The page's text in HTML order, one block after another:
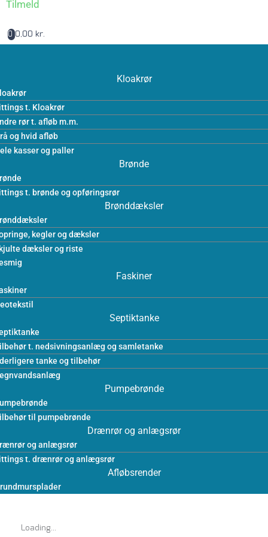
Tilmeld
0 0,00 kr.
Kloakrør
t. Kloakrør
rør t. afløb m.m.
og hvid afløb
kasser og paller
Brønde
t. brønde og opføringsrør
Brønddæksler
kegler og dæksler
dæksler og riste
Faskiner
Septiktanke
t. nedsivningsanlæg og samletanke
tanke og tilbehør
Pumpebrønde
til pumpebrønde
Drænrør og anlægsrør
og anlægsrør
t. drænrør og anlægsrør
Afløbsrender
Loading...